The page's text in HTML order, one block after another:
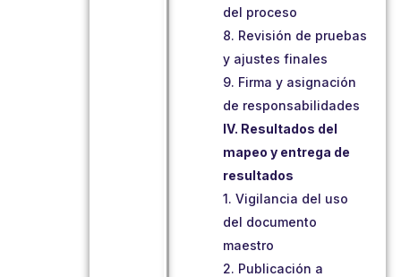
del proceso
8. Revisión de pruebas
y ajustes finales
9. Firma y asignación
de responsabilidades
IV. Resultados del
mapeo y entrega de
resultados
1. Vigilancia del uso
del documento
maestro
2. Publicación a